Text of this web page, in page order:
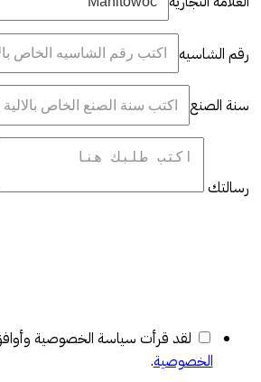
رقم الشاسيه
سنة الصنع
رسالتك
لقد قرأت سياسة الخصوصية
الخصوصية.